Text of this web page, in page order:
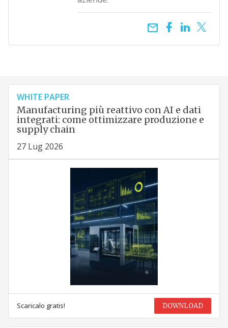
email
WHITE PAPER
Manufacturing più reattivo con AI e dati
integrati: come ottimizzare produzione e
supply chain
27 Lug 2026
Scaricalo gratis! DOWNLOAD